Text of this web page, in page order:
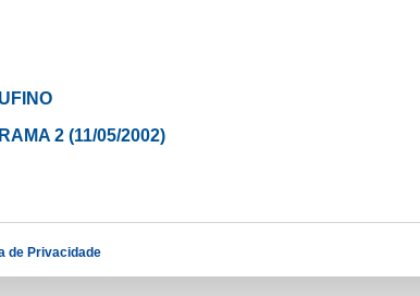
2 (11/05/2002)
de Privacidade